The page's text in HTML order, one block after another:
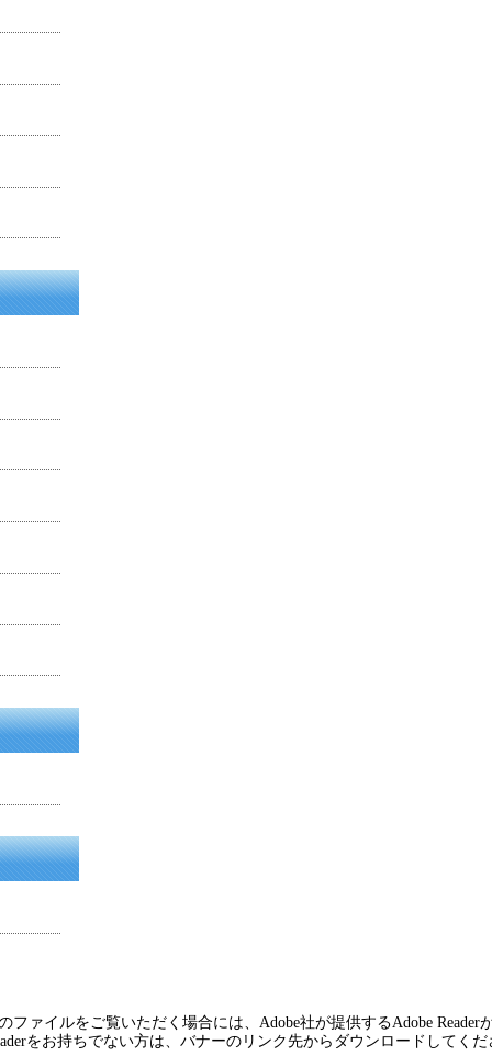
ファイルをご覧いただく場合には、Adobe社が提供するAdobe Reader
をお持ちでない方は、バナーのリンク先からダウンロードしてくだ